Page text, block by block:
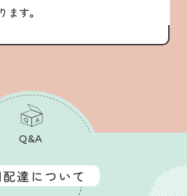
ます。
Q&A
達について